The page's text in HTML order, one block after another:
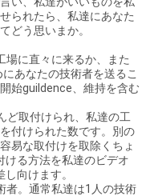
られたら、私達にあなた
どう思いまか。
場に直々に来るか、また
あなたの技術者を送るこ
始guildence、維持を含む
ど取付けられ、私達の工
付けられた数です。別の
易な取付けを取除くちょ
ける方法を私達のビデオ
向けます。
者。通常私達は1人の技術